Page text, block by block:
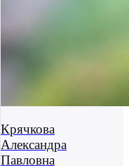
Крячкова
Александра
Павловна